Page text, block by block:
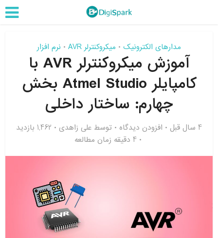
مدارهای الکترونیک • میکروکنترلر AVR • نرم افزار
آموزش میکروکنترلر AVR با
کامپایلر Atmel Studio بخش
چهارم: ساختار داخلی
4 سال قبل افزودن دیدگاه توسط علی زاهدی
1,462 بازدید
4 دقیقه زمان مطالعه